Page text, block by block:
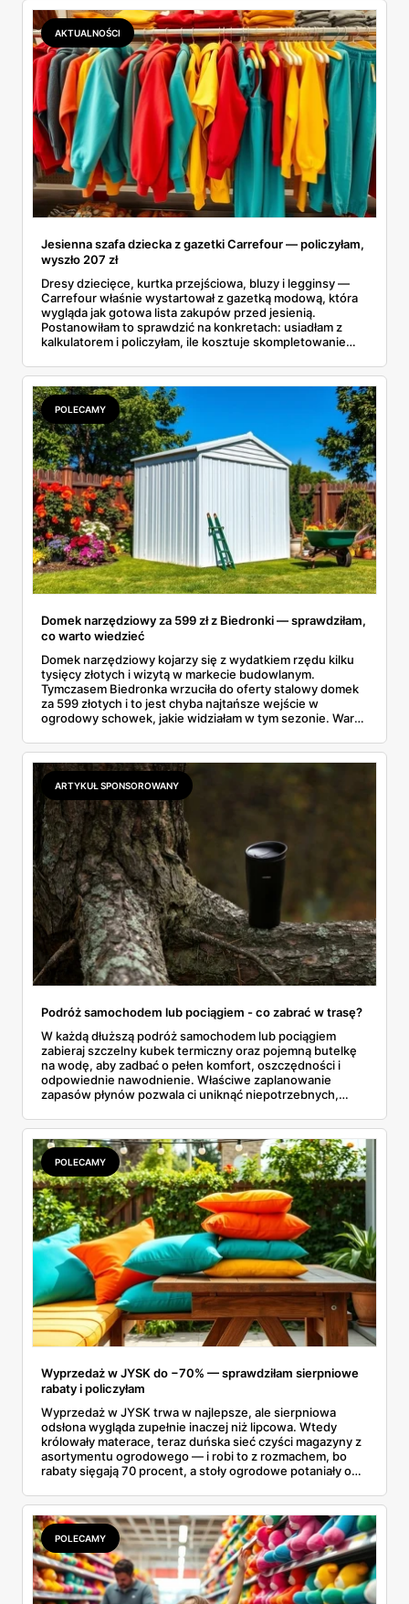
różnice bywają większe, niż się spodziewałam. Sprawdź,
co dokładnie znajdziesz na półkach i dlaczego lepiej się
pospieszyć.
AKTUALNOŚCI
Jesienna szafa dziecka z gazetki Carrefour — policzyłam,
wyszło 207 zł
Dresy dziecięce, kurtka przejściowa, bluzy i legginsy —
Carrefour właśnie wystartował z gazetką modową, która
wygląda jak gotowa lista zakupów przed jesienią.
Postanowiłam to sprawdzić na konkretach: usiadłam z
kalkulatorem i policzyłam, ile kosztuje skompletowanie
niecałe 207 złotych za siedem rzeczy, od t-shirtu po
kurtkę. A dla starszaków są jeszcze markowe dresy Puma
i Everlast w cenach, które miło zaskakują.
POLECAMY
Domek narzędziowy za 599 zł z Biedronki — sprawdziłam,
co warto wiedzieć
Domek narzędziowy kojarzy się z wydatkiem rzędu kilku
tysięcy złotych i wizytą w markecie budowlanym.
Tymczasem Biedronka wrzuciła do oferty stalowy domek
za 599 złotych i to jest chyba najtańsze wejście w
ogrodowy schowek, jakie widziałam w tym sezonie. Warto
obiekt trzeba gdzieś zgłaszać i jak przygotować miejsce,
żeby konstrukcja nie odleciała przy pierwszej jesiennej
wichurze.
ARTYKUŁ SPONSOROWANY
Podróż samochodem lub pociągiem - co zabrać w trasę?
W każdą dłuższą podróż samochodem lub pociągiem
zabieraj szczelny kubek termiczny oraz pojemną butelkę
na wodę, aby zadbać o pełen komfort, oszczędności i
odpowiednie nawodnienie. Właściwe zaplanowanie
zapasów płynów pozwala ci uniknąć niepotrzebnych,
kupowania przepłaconych napojów w wagonach
restauracyjnych. Połączenie funkcji, jakie oferuje dobrze
izolujący kubek termiczny z gorącą kawą oraz niezawodna
butelka na wodę, tworzy idealny, podróżny zestaw. Dzięki
niemu wielogodzinne przemieszczanie się z miejsca na
miejsce staje się znacznie przyjemniejsze, a my zyskujemy
pewność, że nasze ulubione napoje są zawsze pod ręką.
POLECAMY
Wyprzedaż w JYSK do −70% — sprawdziłam sierpniowe
rabaty i policzyłam
Wyprzedaż w JYSK trwa w najlepsze, ale sierpniowa
odsłona wygląda zupełnie inaczej niż lipcowa. Wtedy
królowały materace, teraz duńska sieć czyści magazyny z
asortymentu ogrodowego — i robi to z rozmachem, bo
rabaty sięgają 70 procent, a stoły ogrodowe potaniały o
wyprzedażową pozycja po pozycji i wybrałam rzeczy, przy
których przecena jest realna, a nie tylko marketingowa.
Kilka z nich kończy się szybciej, niż zapowiada kalendarz.
POLECAMY